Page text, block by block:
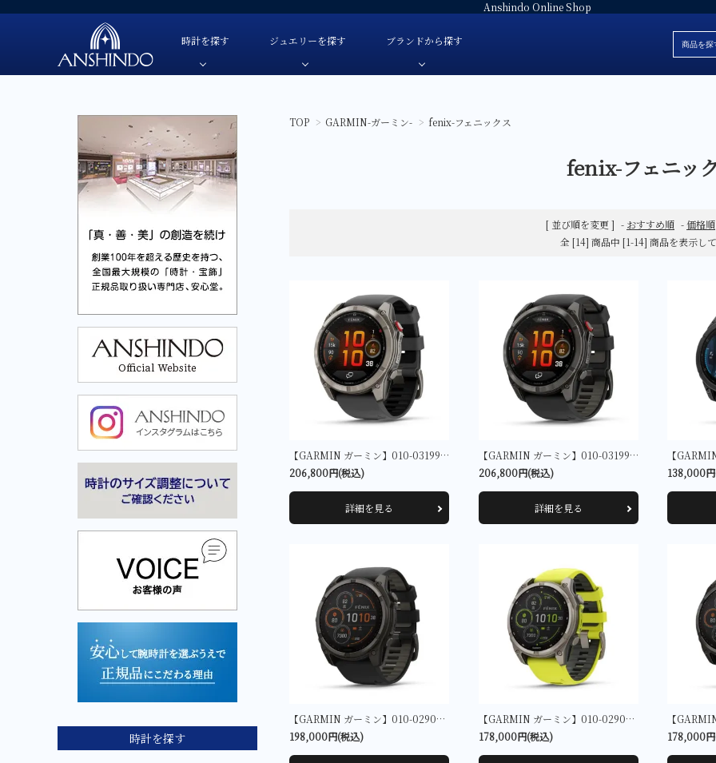
Anshindo Online Shop
時計を探す
TUDOR-チューダー
OMEGA-オメガ-
HAMILTON-ハミルトン-
G-SHOCK-ジーショック-
GARMIN-ガーミン-
FREDERIQUE CONSTANT-
フレデリック・コンスタント-
CITIZEN-シチズン-
SEIKO-セイコー-
Cuervo y Sobrinos-クエル
ボ・イ・ソブリノス-
緑
マザーオブパ
ジュエリーを探す
色・素材
価格
ブランド
ブランドから探す
TUDOR-チューダー-
OMEGA-オメガ-
HAMILTON-ハミルトン-
G-SHOCK-ジーショック-
GARMIN-ガーミン-
FREDERIQUE CONSTANT-フレデリック・コンスタント-
CAMPANOLA-カンパノラ-
CITIZEN-シチズン-
SEIKO-セイコー-
Cuervo y Sobrinos-クエルボ・イ・ソブリノス-
FOREVERMARK-フォーエバーマーク-
AbHeri-アベリ-
大判・小判
金工芸品
TOP > GARMIN-ガーミン- > fenix-フェニックス
fenix-フェニッ
[ 並び順を変更 ] - おすすめ順 -価格順
全 [14] 商品中 [1-14] 商品を表示し
【GARMIN ガーミン】010-03199-31 fenix 8 Pro AMOLED 51mm Ti - 51mm
206,800円(税込)
詳細を見る
【GARMIN ガーミン】010-03199-21 fenix 8 Pro AMOLED 51mm Ti Carbon Gray DLC - 51mm
206,800円(税込)
詳細を見る
138,000
【GARMIN ガーミン】010-02907-50 fenix 8 Sapphire Dual Power 51 mm Ti Carbon Gray DLC /Black
198,000円(税込)
【GARMIN ガーミン】010-02906-51 fenix 8 Sapphire Dual Power 47mm Ti / Amp Yellow
178,000円(税込)
178,000
時計を探す